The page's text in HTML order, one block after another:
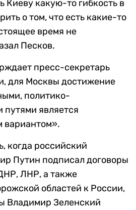
Киеву какую-то гибкость в
о том, что есть какие-то
время не
Песков.
пресс-секретарь
для Москвы достижение
политико-
является
вариантом».
когда российский
Путин подписал договоры
ЛНР, а также
областей к России,
Владимир Зеленский